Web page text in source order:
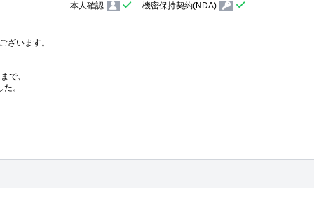
本人確認
機密保持契約(NDA)
ざいます。
で、
。